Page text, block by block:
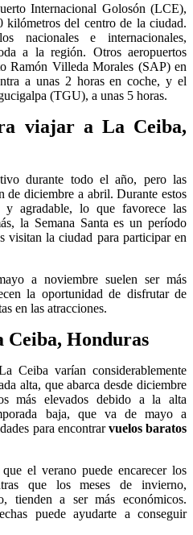
Internacional Golosón (LCE),
kilómetros del centro de la ciudad.
nacionales e internacionales,
a la región. Otros aeropuertos
Ramón Villeda Morales (SAP) en
a unas 2 horas en coche, y el
(TGU), a unas 5 horas.
viajar a La Ceiba,
durante todo el año, pero las
de diciembre a abril. Durante estos
agradable, lo que favorece las
la Semana Santa es un período
visitan la ciudad para participar en
a noviembre suelen ser más
la oportunidad de disfrutar de
en las atracciones.
Ceiba, Honduras
Ceiba varían considerablemente
alta, que abarca desde diciembre
más elevados debido a la alta
baja, que va de mayo a
para encontrarvuelos baratos
el verano puede encarecer los
que los meses de invierno,
tienden a ser más económicos.
puede ayudarte a conseguir